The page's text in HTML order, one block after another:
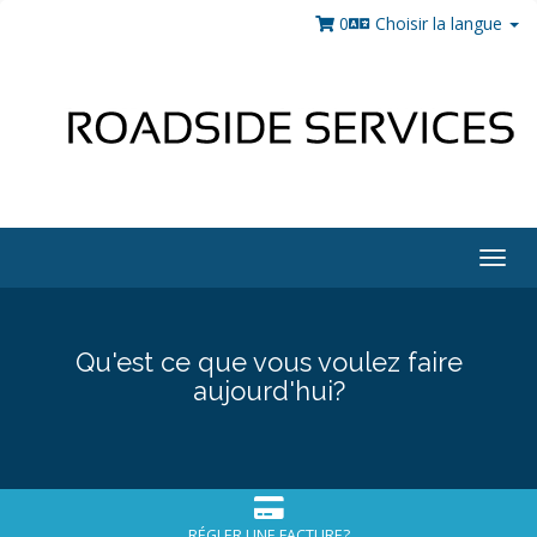
Choisir la langue
0
Qu'est ce que vous voulez faire
aujourd'hui?